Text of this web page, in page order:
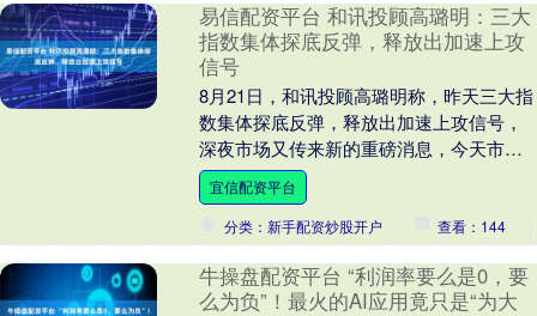
易信配资平台 和讯投顾高璐明：三大
指数集体探底反弹，释放出加速上攻
信号
8月21日，和讯投顾高璐明称，昨天三大指
数集体探底反弹，释放出加速上攻信号，
深夜市场又传来新的重磅消息，今天市场
能否加速上攻？ 先看消息面，其一，高层
领导人昨天....
宜信配资平台
分类：新手配资炒股开户
查看：144
牛操盘配资平台 “利润率要么是0，要
么为负”！最火的AI应用竟只是“为大